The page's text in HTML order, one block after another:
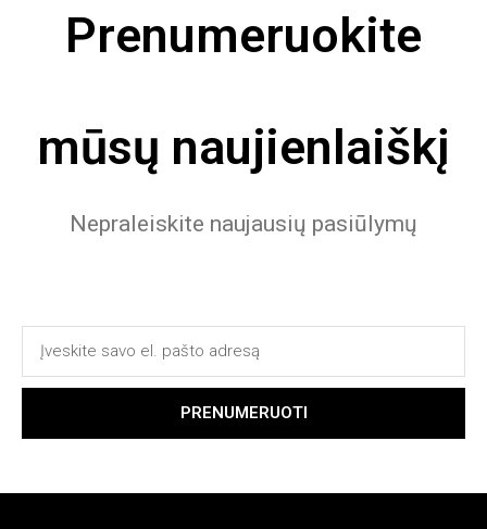
Prenumeruokite
mūsų naujienlaiškį
Nepraleiskite naujausių pasiūlymų
PRENUMERUOTI